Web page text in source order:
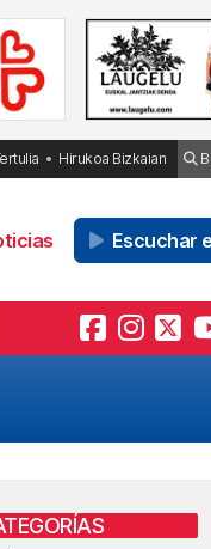
Hirukoa Bizkaian
Escuchar